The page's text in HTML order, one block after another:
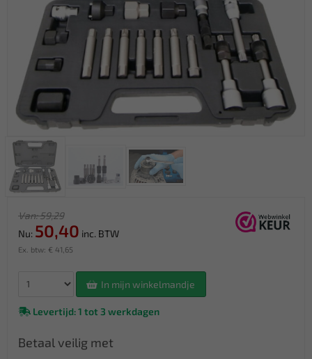
Van: 59,29
Nu: 50,40 inc. BTW
Ex. btw: € 41,65
In mijn winkelmandje
Levertijd: 1 tot 3 werkdagen
Betaal veilig met